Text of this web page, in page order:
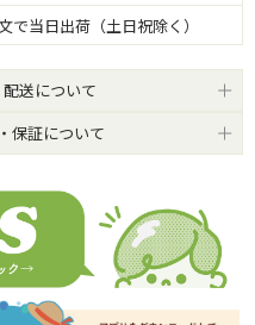
で当日出荷（土日祝除く）
送について
保証について